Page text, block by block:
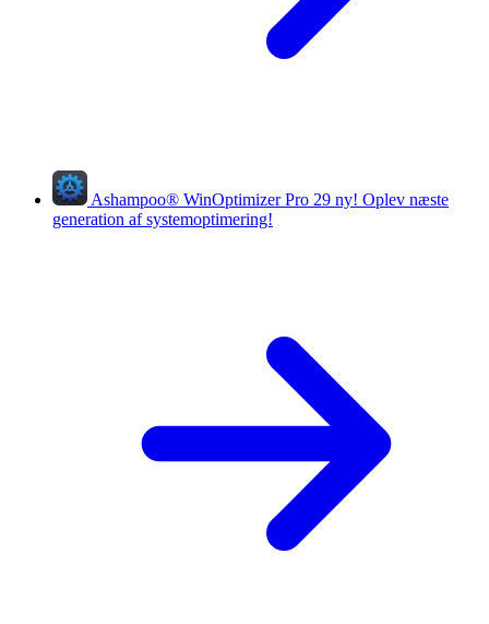
Ashampoo® WinOptimizer Pro 29 ny! Oplev næste
generation af systemoptimering!